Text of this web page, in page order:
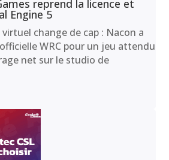
reprend la licence et
Engine 5
change de cap : Nacon a
WRC pour un jeu attendu
net sur le studio de